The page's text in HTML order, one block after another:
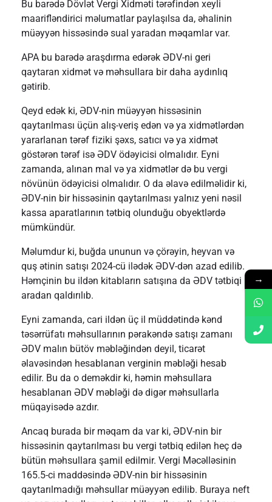
Bu barədə Dövlət Vergi Xidməti tərəfindən xeyli
maarifləndirici məlumatlar paylaşılsa da, əhalinin
müəyyən hissəsində sual yaradan məqamlar var.
APA bu barədə araşdırma edərək ƏDV-ni geri
qaytaran xidmət və məhsullara bir daha aydınlıq
gətirib.
Qeyd edək ki, ƏDV-nin müəyyən hissəsinin
qaytarılması üçün alış-veriş edən və ya xidmətlərdən
yararlanan tərəf fiziki şəxs, satıcı və ya xidmət
göstərən tərəf isə ƏDV ödəyicisi olmalıdır. Eyni
zamanda, alınan mal və ya xidmətlər də bu vergi
növünün ödəyicisi olmalıdır. O da əlavə edilməlidir ki,
ƏDV-nin bir hissəsinin qaytarılması yalnız yeni nəsil
kassa aparatlarının tətbiq olunduğu obyektlərdə
mümkündür.
Məlumdur ki, buğda ununun və çörəyin, heyvan və
quş ətinin satışı 2024-cü ilədək ƏDV-dən azad edilib.
Həmçinin bu ildən kitabların satışına da ƏDV tətbiqi
aradan qaldırılıb.
Eyni zamanda, cari ildən üç il müddətində kənd
təsərrüfatı məhsullarının pərakəndə satışı zamanı
ƏDV malın bütöv məbləğindən deyil, ticarət
əlavəsindən hesablanan verginin məbləği hesab
edilir. Bu da o deməkdir ki, həmin məhsullara
hesablanan ƏDV məbləği də digər məhsullarla
müqayisədə azdır.
Ancaq burada bir məqam da var ki, ƏDV-nin bir
hissəsinin qaytarılması bu vergi tətbiq edilən heç də
bütün məhsullara şamil edilmir. Vergi Məcəlləsinin
165.5-ci maddəsində ƏDV-nin bir hissəsinin
qaytarılmadığı məhsullar müəyyən edilib. Buraya neft
→